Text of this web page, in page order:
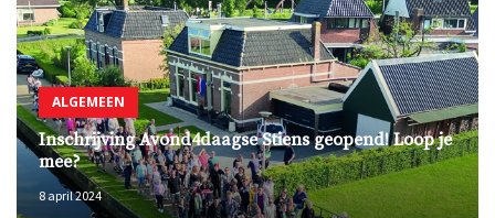
ALGEMEEN
Inschrijving Avond4daagse Stiens geopend! Loop je
mee?
8 april 2024